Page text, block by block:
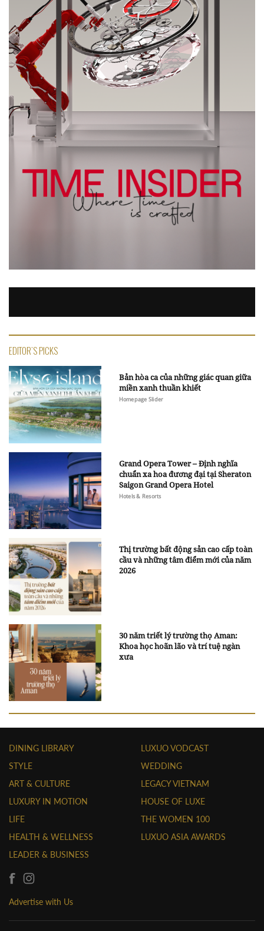
EDITOR'S PICKS
Bản hòa ca của những giác quan giữa
miền xanh thuần khiết
Homepage Slider
Grand Opera Tower – Định nghĩa
chuẩn xa hoa đương đại tại Sheraton
Saigon Grand Opera Hotel
Hotels & Resorts
Thị trường bất động sản cao cấp toàn
cầu và những tâm điểm mới của năm
2026
30 năm triết lý trường thọ Aman:
Khoa học hoãn lão và trí tuệ ngàn
xưa
DINING LIBRARY
STYLE
ART & CULTURE
LUXURY IN MOTION
LIFE
HEALTH & WELLNESS
LEADER & BUSINESS
LUXUO VODCAST
WEDDING
LEGACY VIETNAM
HOUSE OF LUXE
THE WOMEN 100
LUXUO ASIA AWARDS
Advertise with Us